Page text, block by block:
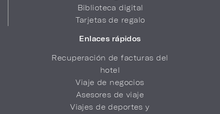
Biblioteca digital
Tarjetas de regalo
Enlaces rápidos
Recuperación de facturas del
hotel
Viaje de negocios
Asesores de viaje
Viajes de deportes y